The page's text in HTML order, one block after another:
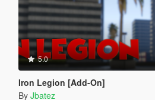
5.0
Iron Legion [Add-On]
By Jbatez